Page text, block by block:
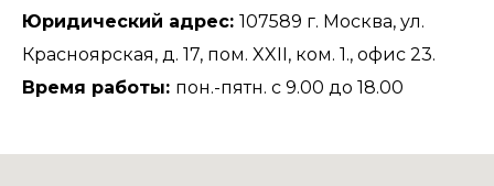
Юридический адрес: 107589 г. Москва, ул.
Красноярская, д. 17, пом. XXII, ком. 1., офис 23.
Время работы: пон.-пятн. с 9.00 до 18.00